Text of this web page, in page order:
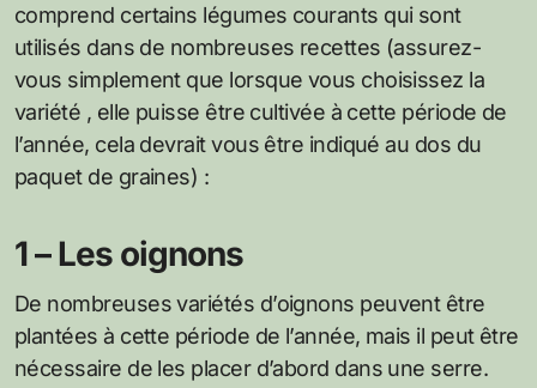
comprend certains légumes courants qui sont
utilisés dans de nombreuses recettes (assurez-
vous simplement que lorsque vous choisissez la
variété , elle puisse être cultivée à cette période de
l’année, cela devrait vous être indiqué au dos du
paquet de graines) :
1 – Les oignons
De nombreuses variétés d’oignons peuvent être
plantées à cette période de l’année, mais il peut être
nécessaire de les placer d’abord dans une serre.